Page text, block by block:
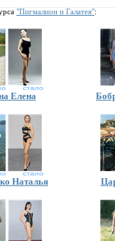
"Пигмалион и Галатея":
Елена
Наталья